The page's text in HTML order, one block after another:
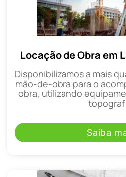
Locação de Obra em
Disponibilizamos a mais
mão-de-obra para o
obra, utilizando
Saiba